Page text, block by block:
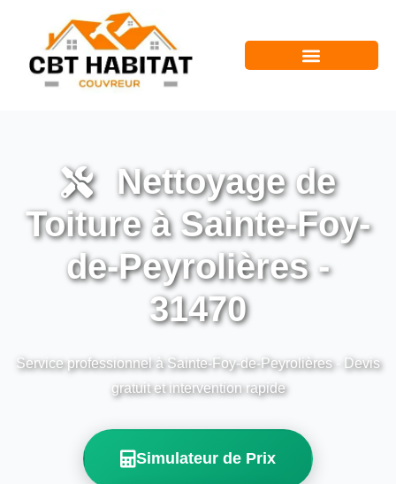
Nettoyage de
Toiture à Sainte-Foy-
de-Peyrolières -
31470
Service professionnel à Sainte-Foy-de-Peyrolières - Devis
gratuit et intervention rapide
Simulateur de Prix